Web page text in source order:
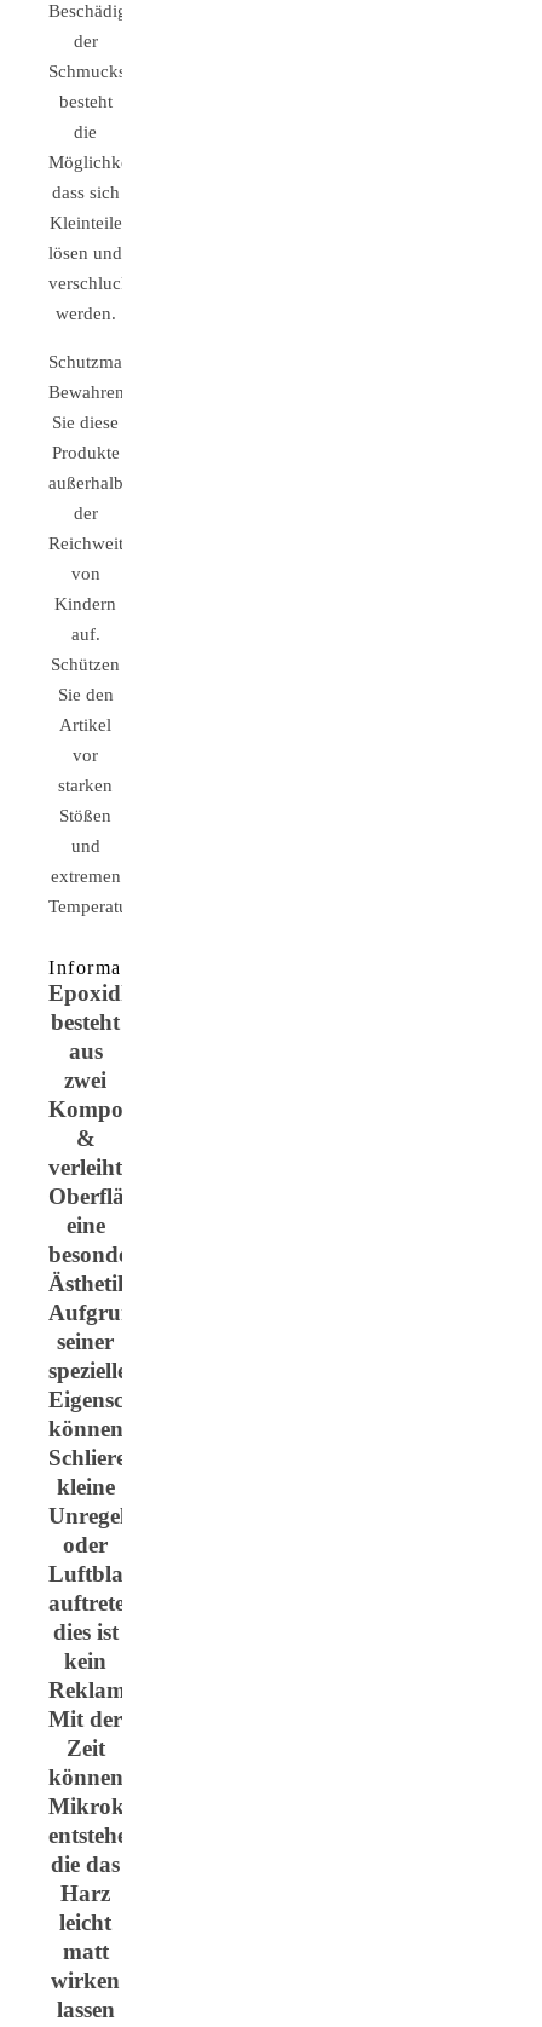
Beschädigung
der
Schmuckstücke
besteht
die
Möglichkeit,
dass sich
Kleinteile
lösen und
verschluckt
werden.
Schutzmaßnahmen:
Bewahren
Sie diese
Produkte
außerhalb
der
Reichweite
von
Kindern
auf.
Schützen
Sie den
Artikel
vor
starken
Stößen
und
extremen
Temperaturen.
Informationen/Hinweise/Pflegehinweis
Epoxidharz
besteht
aus
zwei
Komponenten
&
verleiht
Oberflächen
eine
besondere
Ästhetik.
Aufgrund
seiner
speziellen
Eigenschaften
können
Schlieren,
kleine
Unregelmäßigkeiten
oder
Luftblasen
auftreten,
dies ist
kein
Reklamationsgrund.
Mit der
Zeit
können
Mikrokratzer
entstehen,
die das
Harz
leicht
matt
wirken
lassen